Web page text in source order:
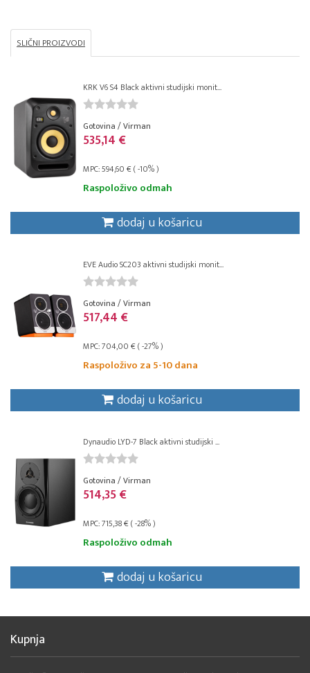
SLIČNI PROIZVODI
KRK V6 S4 Black aktivni studijski monit...
Gotovina / Virman
535,14 €
MPC: 594,60 € ( -10% )
Raspoloživo odmah
dodaj u košaricu
EVE Audio SC203 aktivni studijski monit...
Gotovina / Virman
517,44 €
MPC: 704,00 € ( -27% )
Raspoloživo za 5-10 dana
dodaj u košaricu
Dynaudio LYD-7 Black aktivni studijski ...
Gotovina / Virman
514,35 €
MPC: 715,38 € ( -28% )
Raspoloživo odmah
dodaj u košaricu
Kupnja